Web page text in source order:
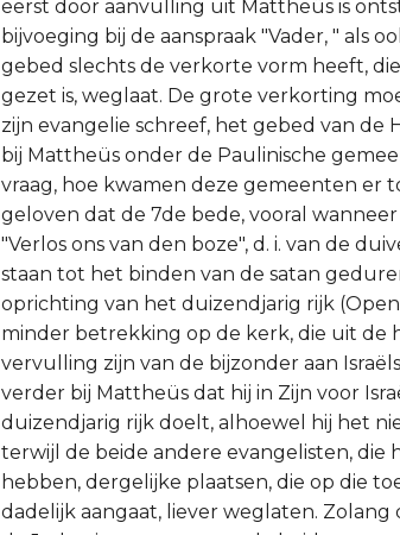
eerst door aanvulling uit Mattheüs is
bijvoeging bij de aanspraak "Vader, " als
gebed slechts de verkorte vorm heeft,
gezet is, weglaat. De grote verkorting
zijn evangelie schreef, het gebed van de
bij Mattheüs onder de Paulinische
vraag, hoe kwamen deze gemeenten er
geloven dat de 7de bede, vooral
"Verlos ons van den boze", d. i. van de
staan tot het binden van de satan
oprichting van het duizendjarig rijk
minder betrekking op de kerk, die uit de
vervulling zijn van de bijzonder aan
verder bij Mattheüs dat hij in Zijn voor
duizendjarig rijk doelt, alhoewel hij het
terwijl de beide andere evangelisten,
hebben, dergelijke plaatsen, die op die
dadelijk aangaat, liever weglaten. Zolang